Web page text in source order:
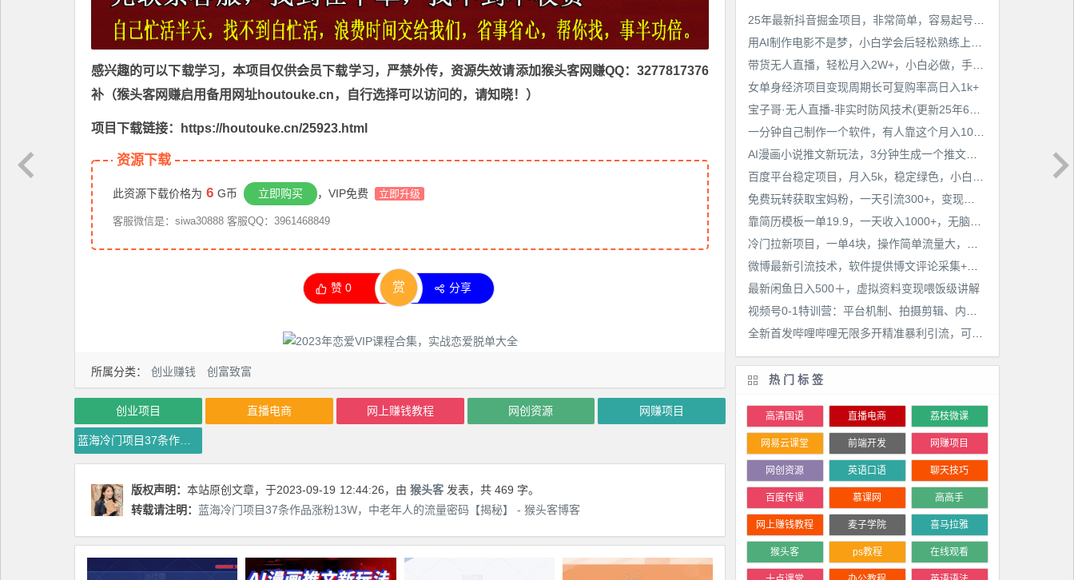
感兴趣的可以下载学习，本项目仅供会员下载学习，严禁外传，资源失效请添加猴头客网赚QQ：3277817376
补（猴头客网赚启用备用网址houtouke.cn，自行选择可以访问的，请知晓！）
项目下载链接：https://houtouke.cn/25923.html
资源下载
此资源下载价格为 6 G币 立即购买 ，VIP免费 立即升级
客服微信是：siwa30888 客服QQ：3961468849
赞0 赏 分享
所属分类： 创业赚钱 创富致富
创业项目 直播电商 网上赚钱教程 网创资源 网赚项目
版权声明： 本站原创文章，于2023-09-19 12:44:26，由 猴头客 发表，共 469 字。
转载请注明： 蓝海冷门项目37条作品涨粉13W，中老年人的流量密码【揭秘】 - 猴头客博客
带货无人直播，轻松月入2W+，小白必做，手把手教学，无脑操作(附学习资料)
女单身经济项目变现周期长可复购率高日入1k+
一分钟自己制作一个软件，有人靠这个月入10W+
AI漫画小说推文新玩法，3分钟生成一个推文视频，保姆级教程【配项目操作和软件教程】
免费玩转获取宝妈粉，一天引流300+，变现超乎你想象
微博最新引流技术，软件提供博文评论采集+私信实现精准引流【揭秘】
最新闲鱼日入500＋，虚拟资料变现喂饭级讲解
全新首发哔哩哔哩无限多开精准暴利引流，可无限多开，抗封首发精品脚本
热门标签
高清国语 直播电商 荔枝微课
网易云课堂 前端开发 网赚项目
网创资源 英语口语 聊天技巧
百度传课 慕课网 高高手
网上赚钱教程 麦子学院 喜马拉雅
猴头客 ps教程 在线观看